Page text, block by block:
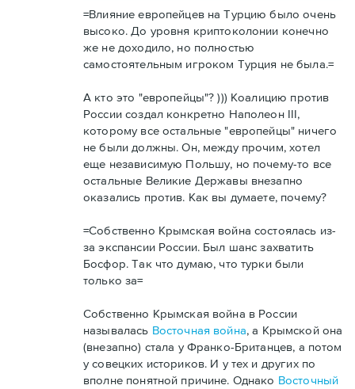
=Влияние европейцев на Турцию было очень
высоко. До уровня криптоколонии конечно
же не доходило, но полностью
самостоятельным игроком Турция не была.=
А кто это "европейцы"? ))) Коалицию против
России создал конкретно Наполеон III,
которому все остальные "европейцы" ничего
не были должны. Он, между прочим, хотел
еще независимую Польшу, но почему-то все
остальные Великие Державы внезапно
оказались против. Как вы думаете, почему?
=Собственно Крымская война состоялась из-
за экспансии России. Был шанс захватить
Босфор. Так что думаю, что турки были
только за=
Собственно Крымская война в России
называлась Восточная война, а Крымской она
(внезапно) стала у Франко-Британцев, а потом
у совецких историков. И у тех и других по
вполне понятной причине. Однако Восточный